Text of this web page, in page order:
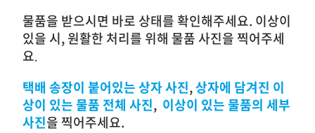
물품을 받으시면 바로 상태를 확인해주세요. 이상이
있을 시, 원활한 처리를 위해 물품 사진을 찍어주세
요.
택배 송장이 붙어있는 상자사진,상자에 담겨진 이
상이 있는 물품 전체 사진, 이상이 있는 물품의 세부
사진을 찍어주세요.